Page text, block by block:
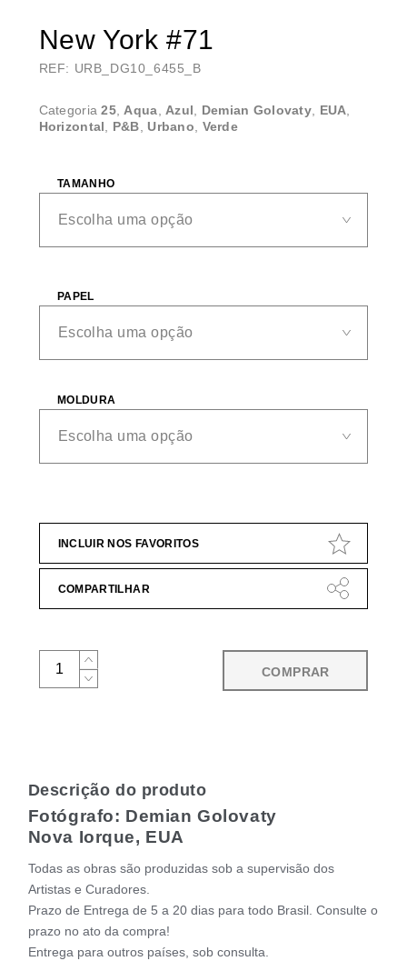
New York #71
REF: URB_DG10_6455_B
Categoria25, Aqua Azul Demian Golovaty EUA
Horizontal
P&B Urbano Verde
TAMANHO
PAPEL
MOLDURA
INCLUIR NOS FAVORITOS
COMPARTILHAR
COMPRAR
Descrição do produto
Fotógrafo: Demian Golovaty
Nova Iorque, EUA
Todas as obras são produzidas sob a supervisão dos
Artistas e Curadores.
Prazo de Entrega de 5 a 20 dias para todo Brasil. Consulte o
prazo no ato da compra!
Entrega para outros países, sob consulta.